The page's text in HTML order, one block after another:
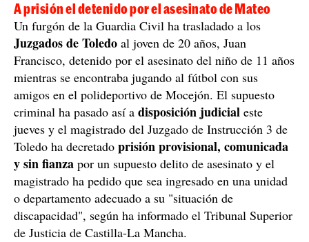
A prisión el detenido por el asesinato de Mateo
Un furgón de la Guardia Civil ha trasladado a los
Juzgados de Toledo al joven de 20 años, Juan
Francisco, detenido por el asesinato del niño de 11 años
mientras se encontraba jugando al fútbol con sus
amigos en el polideportivo de Mocejón. El supuesto
criminal ha pasado así a disposición judicial este
jueves y el magistrado del Juzgado de Instrucción 3 de
Toledo ha decretado prisión provisional, comunicada
y sin fianza por un supuesto delito de asesinato y el
magistrado ha pedido que sea ingresado en una unidad
o departamento adecuado a su "situación de
discapacidad", según ha informado el Tribunal Superior
de Justicia de Castilla-La Mancha.